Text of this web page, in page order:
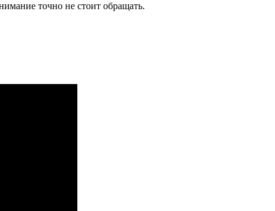
точно не стоит обращать.